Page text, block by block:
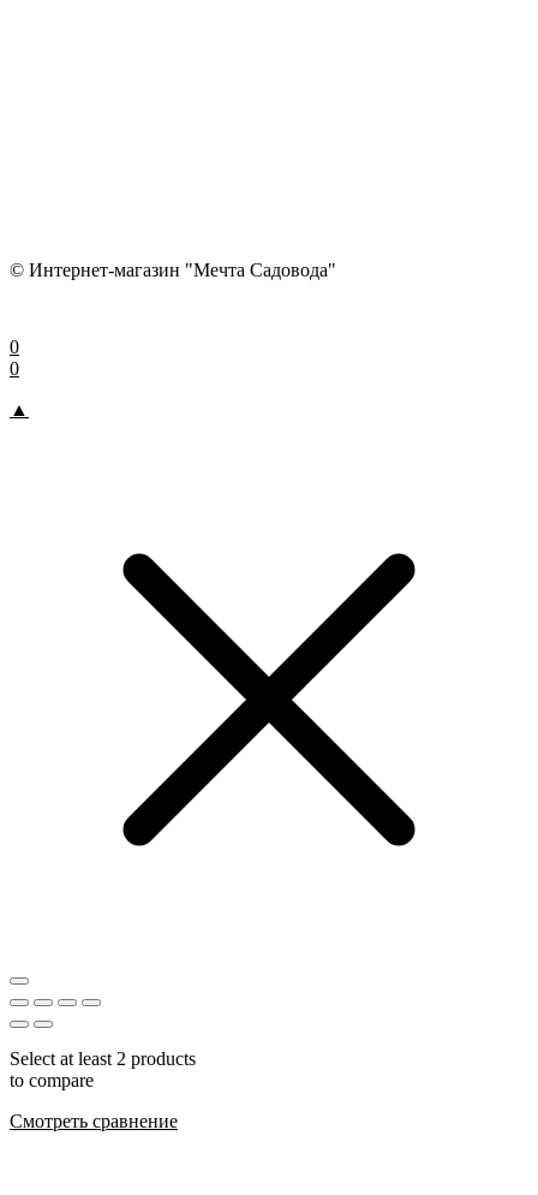
© Интернет-магазин "Мечта Садовода"
0
0
▲
Select at least 2 products
to compare
Смотреть сравнение